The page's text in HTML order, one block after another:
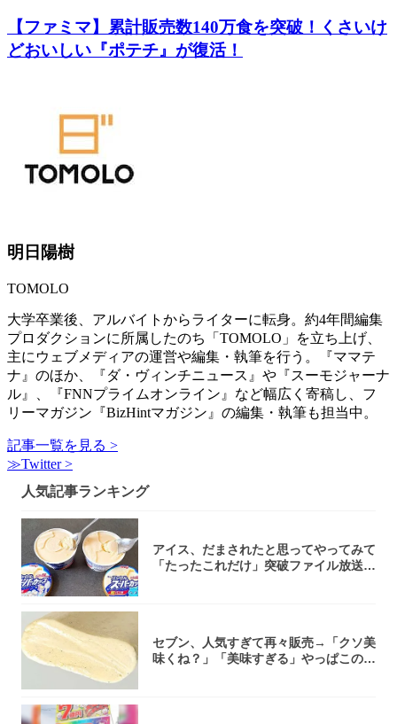
【ファミマ】累計販売数140万食を突破！くさいけ
どおいしい『ポテチ』が復活！
明日陽樹
TOMOLO
大学卒業後、アルバイトからライターに転身。約4年間編集
プロダクションに所属したのち「TOMOLO」を立ち上げ、
主にウェブメディアの運営や編集・執筆を行う。『ママテ
ナ』のほか、『ダ・ヴィンチニュース』や『スーモジャーナ
ル』、『FNNプライムオンライン』など幅広く寄稿し、フ
リーマガジン『BizHintマガジン』の編集・執筆も担当中。
記事一覧を見る >
≫Twitter >
人気記事ランキング
アイス、だまされたと思ってやってみて
「たったこれだけ」突破ファイル放送で
セブン、人気すぎて再々販売→「クソ美
味くね？」「美味すぎる」やっぱこのク